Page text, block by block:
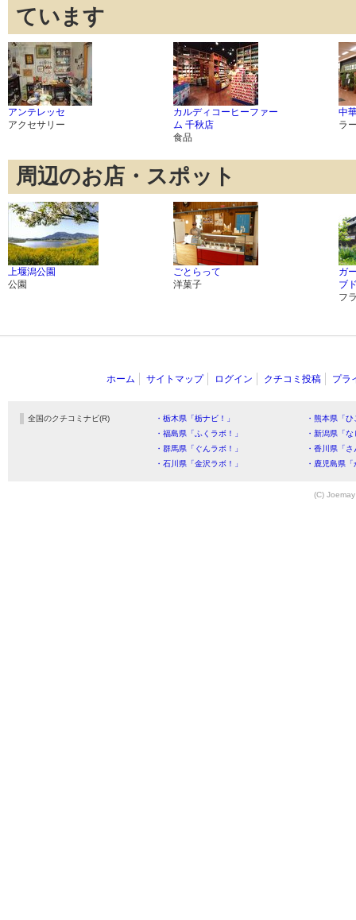
ています
アンテレッセ
アクセサリー
カルディコーヒーファー
ム 千秋店
食品
中
ラ
周辺のお店・スポット
上堰潟公園
公園
ごとらって
洋菓子
ガ
ブ
フ
ホーム サイトマップ ログイン クチコミ投稿 プラ
全国のクチコミナビ(R) ・栃木県「栃ナビ！」
・熊本県「
・福島県「ふくラボ！」
・新潟県「
・群馬県「ぐんラボ！」
・香川県「
・石川県「金沢ラボ！」
・鹿児島県
(C)